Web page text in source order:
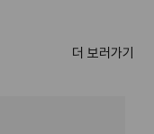
더 보러가기